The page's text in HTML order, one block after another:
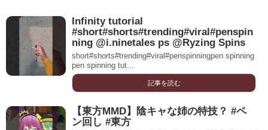
Infinity tutorial
#short#shorts#trending#viral#penspin
ning @i.ninetales ps @Ryzing Spins
short#shorts#trending#viral#penspinningpen spinning
pen spinning tut...
記事を読む
【東方MMD】陰キャな姉の特技？ #ペ
ン回し #東方